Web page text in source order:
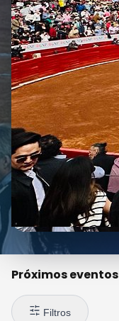
Próximos eventos
Filtros